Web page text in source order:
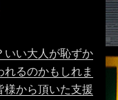
いい大人が恥ずか
るのかもしれま
様から頂いた支援